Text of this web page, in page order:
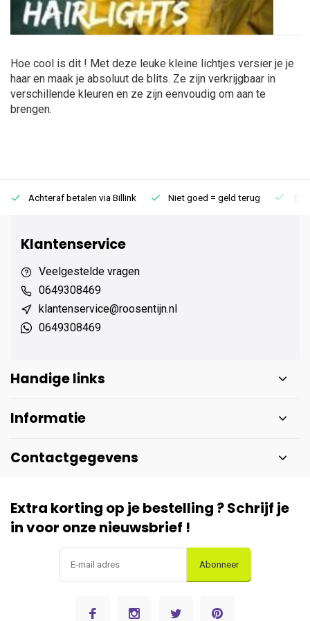
Hoe cool is dit ! Met deze leuke kleine lichtjes versier je je
haar en maak je absoluut de blits. Ze zijn verkrijgbaar in
verschillende kleuren en ze zijn eenvoudig om aan te
brengen.
Achteraf betalen via Billink Niet goed = geld terug
Klantenservice
Veelgestelde vragen
0649308469
klantenservice@roosentijn.nl
0649308469
Handige links
Informatie
Contactgegevens
Extra korting op je bestelling ? Schrijf je
in voor onze nieuwsbrief !
Abonneer